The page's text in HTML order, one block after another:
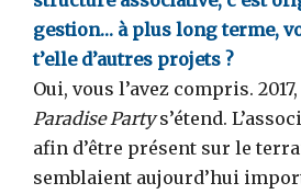
gestion… à plus long terme,
t’elle d’autres projets ?
Oui, vous l’avez compris.
Paradise Partys’étend.
afin d’être présent sur le
semblaient aujourd’hui